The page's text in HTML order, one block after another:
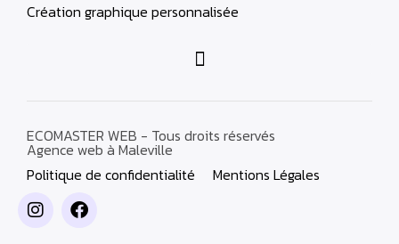
Création graphique personnalisée
ECOMASTER WEB - Tous droits réservés
Agence web à Maleville
Politique de confidentialité
Mentions Légales